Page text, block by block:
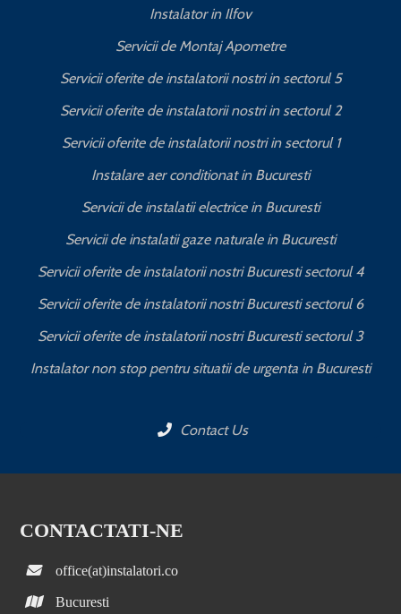
Instalator in Ilfov
Servicii de Montaj Apometre
Servicii oferite de instalatorii nostri in sectorul 5
Servicii oferite de instalatorii nostri in sectorul 2
Servicii oferite de instalatorii nostri in sectorul 1
Instalare aer conditionat in Bucuresti
Servicii de instalatii electrice in Bucuresti
Servicii de instalatii gaze naturale in Bucuresti
Servicii oferite de instalatorii nostri Bucuresti sectorul 4
Servicii oferite de instalatorii nostri Bucuresti sectorul 6
Servicii oferite de instalatorii nostri Bucuresti sectorul 3
Instalator non stop pentru situatii de urgenta in Bucuresti
Contact Us
CONTACTATI-NE
office(at)instalatori.co
Bucuresti